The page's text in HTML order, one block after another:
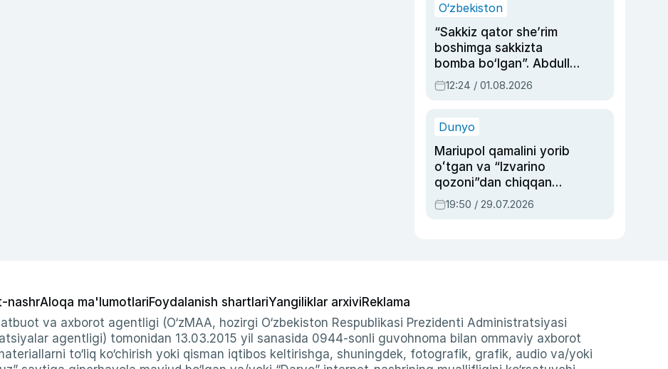
O‘zbekiston
“Sakkiz qator she’rim
boshimga sakkizta
bomba bo‘lgan”. Abdulla
Oripovni siyosiy
ayblovlardan asrab
12:24 / 01.08.2026
Dunyo
Mariupol qamalini yorib
oʻtgan va “Izvarino
qozoni”dan chiqqan
qahramon — Ukraina
armiyasi bosh
19:50 / 29.07.2026
nashrAloqa ma'lumotlariFoydalanish shartlariYangiliklar arxiviReklama
va axborot agentligi (O‘zMAA, hozirgi O‘zbekiston Respublikasi Prezidenti Administratsiyasi
agentligi) tomonidan 13.03.2015 yil sanasida 0944-sonli guvohnoma bilan ommaviy axborot
to‘liq ko‘chirish yoki qisman iqtibos keltirishga, shuningdek, fotografik, grafik, audio va/yoki